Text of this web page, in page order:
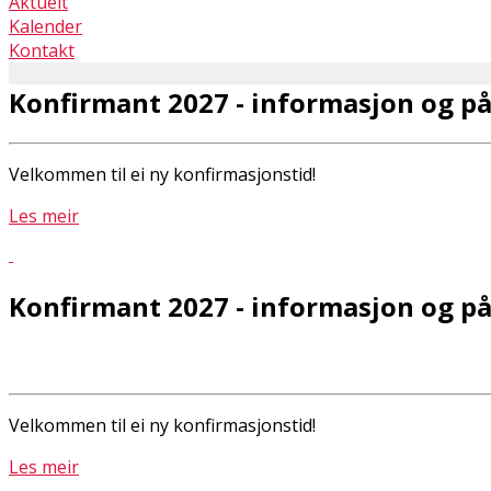
Kalender
Kontakt
Konfirmant 2027 - informasjon og
Velkommen til ei ny konfirmasjonstid!
Les meir
Konfirmant 2027 - informasjon og
Velkommen til ei ny konfirmasjonstid!
Les meir